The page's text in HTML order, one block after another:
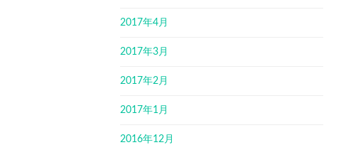
2017年4月
2017年3月
2017年2月
2017年1月
2016年12月